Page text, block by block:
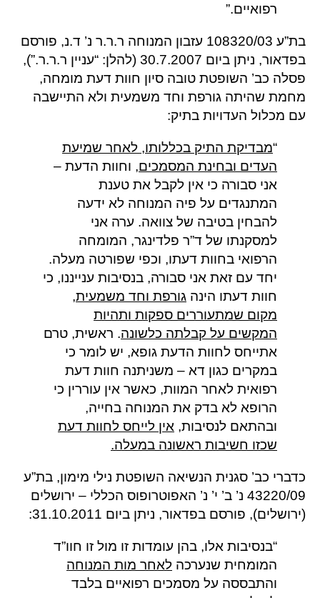
רפואיים.”
בת”ע 108320/03 עזבון המנוחה ר.ר.ר נ’ ד.נ, פורסם
בפדאור, ניתן ביום 30.7.2007 (להלן: “עניין ר.ר.ר.”),
פסלה כב’ השופטת טובה סיון חוות דעת מומחה,
מחמת שהיתה גורפת וחד משמעית ולא התיישבה
עם מכלול העדויות בתיק:
“מבדיקת התיק בכללותו, לאחר שמיעת
העדים ובחינת המסמכים, וחוות הדעת –
אני סבורה כי אין לקבל את טענת
המתנגדים על פיה המנוחה לא ידעה
להבחין בטיבה של צוואה. ערה אני
למסקנתו של ד”ר פלדינגר, המומחה
הרפואי בחוות דעתו, וכפי שפורטה מעלה.
יחד עם זאת אני סבורה, בנסיבות ענייננו, כי
חוות דעתו הינה גורפת וחד משמעית,
מקום שמתעוררים ספקות ותהיות
המקשים על קבלתה כלשונה. ראשית, טרם
אתייחס לחוות הדעת גופא, יש לומר כי
במקרים כגון דא – משניתנה חוות דעת
רפואית לאחר המוות, כאשר אין עוררין כי
הרופא לא בדק את המנוחה בחייה,
ובהתאם לנסיבות, אין לייחס לחוות דעת
שכזו חשיבות ראשונה במעלה.
כדברי כב’ סגנית הנשיאה השופטת נילי מימון, בת”ע
43220/09 נ’ ב’ י’ נ’ האפוטרופוס הכללי – ירושלים
(ירושלים), פורסם בפדאור, ניתן ביום 31.10.2011:
“בנסיבות אלו, בהן עומדות זו מול זו חוו”ד
המומחית שנערכה לאחר מות המנוחה
והתבססה על מסמכים רפואיים בלבד